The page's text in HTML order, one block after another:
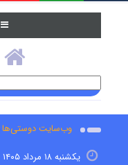
وب‌سایت دوستی‌ها
یکشنبه ۱۸ مرداد ۱۴۰۵